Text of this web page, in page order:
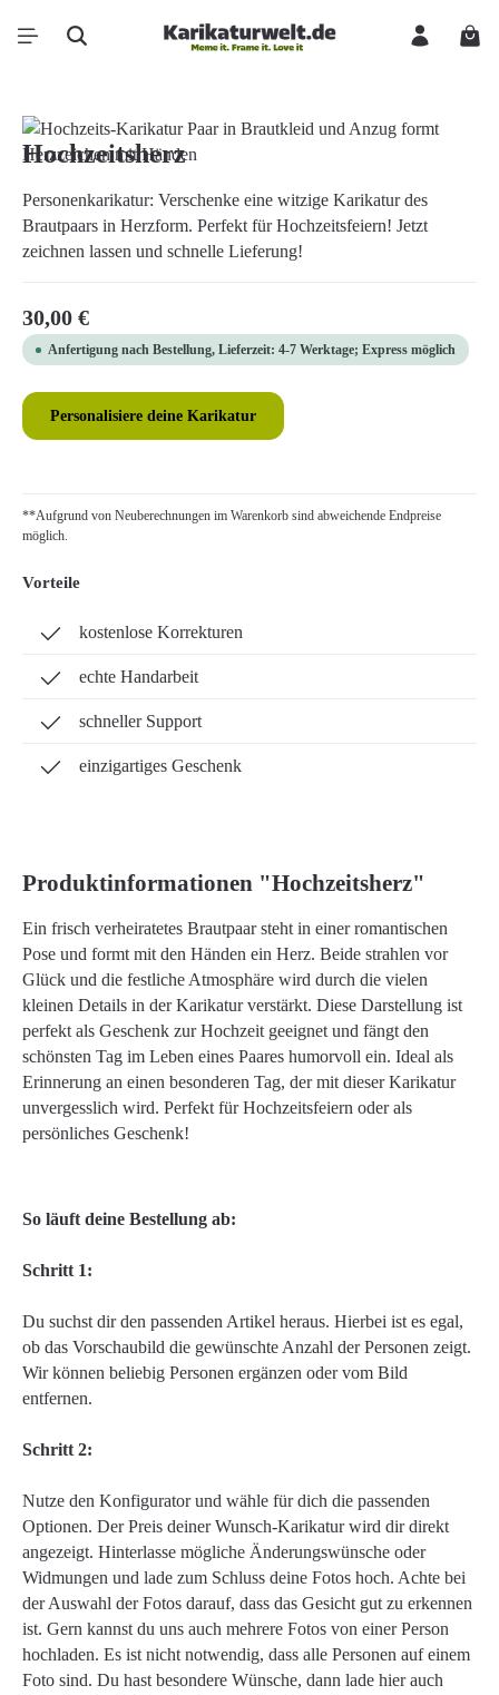
Zum Hauptinhalt springen
Bildergalerie überspringen
Hochzeitsherz
Personenkarikatur: Verschenke eine witzige Karikatur des
Brautpaars in Herzform. Perfekt für Hochzeitsfeiern! Jetzt
zeichnen lassen und schnelle Lieferung!
Regulärer Preis:
30,00 €
Anfertigung nach Bestellung, Lieferzeit: 4-7 Werktage; Express möglich
Personalisiere deine Karikatur
**Aufgrund von Neuberechnungen im Warenkorb sind abweichende Endpreise
möglich.
Vorteile
kostenlose Korrekturen
echte Handarbeit
schneller Support
einzigartiges Geschenk
Produktinformationen "Hochzeitsherz"
Ein frisch verheiratetes Brautpaar steht in einer romantischen
Pose und formt mit den Händen ein Herz. Beide strahlen vor
Glück und die festliche Atmosphäre wird durch die vielen
kleinen Details in der Karikatur verstärkt. Diese Darstellung ist
perfekt als Geschenk zur Hochzeit geeignet und fängt den
schönsten Tag im Leben eines Paares humorvoll ein. Ideal als
Erinnerung an einen besonderen Tag, der mit dieser Karikatur
unvergesslich wird. Perfekt für Hochzeitsfeiern oder als
persönliches Geschenk!
So läuft deine Bestellung ab:
Schritt 1:
Du suchst dir den passenden Artikel heraus. Hierbei ist es egal,
ob das Vorschaubild die gewünschte Anzahl der Personen zeigt.
Wir können beliebig Personen ergänzen oder vom Bild
entfernen.
Schritt 2:
Nutze den Konfigurator und wähle für dich die passenden
Optionen. Der Preis deiner Wunsch-Karikatur wird dir direkt
angezeigt. Hinterlasse mögliche Änderungswünsche oder
Widmungen und lade zum Schluss deine Fotos hoch. Achte bei
der Auswahl der Fotos darauf, dass das Gesicht gut zu erkennen
ist. Gern kannst du uns auch mehrere Fotos von einer Person
hochladen. Es ist nicht notwendig, dass alle Personen auf einem
Foto sind. Du hast besondere Wünsche, dann lade hier auch